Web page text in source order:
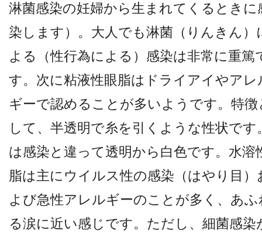
淋菌感染の妊婦から生まれてくるときに
染します）。大人でも淋菌（りんきん）
よる（性行為による）感染は非常に重篤
す。次に粘液性眼脂はドライアイやアレ
ギーで認めることが多いようです。特徴
して、半透明で糸を引くような性状です
は感染と違って透明から白色です。水溶
脂は主にウイルス性の感染（はやり目）
よび急性アレルギーのことが多く、あふ
る涙に近い感じです。ただし、細菌感染